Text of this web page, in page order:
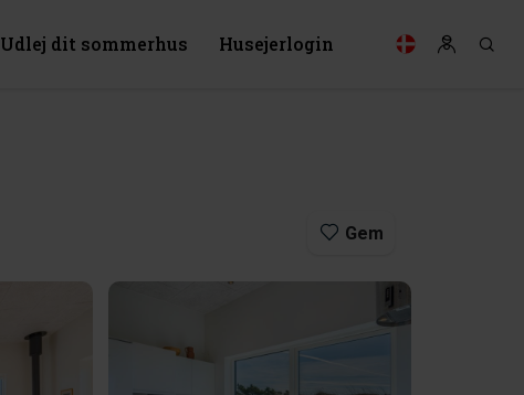
Udlej dit sommerhus Husejerlogin
Gem